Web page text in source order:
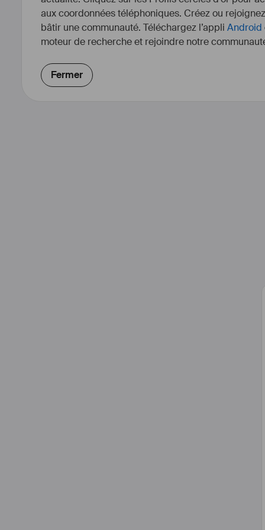
aux coordonnées téléphoniques. Créez ou
bâtir une communauté. Téléchargez l’appli Android
moteur de recherche et rejoindre notre
Fermer